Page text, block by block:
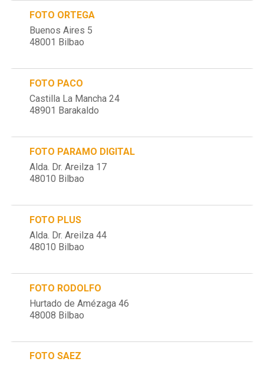
FOTO ORTEGA
Buenos Aires 5
48001 Bilbao
FOTO PACO
Castilla La Mancha 24
48901 Barakaldo
FOTO PARAMO DIGITAL
Alda. Dr. Areilza 17
48010 Bilbao
FOTO PLUS
Alda. Dr. Areilza 44
48010 Bilbao
FOTO RODOLFO
Hurtado de Amézaga 46
48008 Bilbao
FOTO SAEZ